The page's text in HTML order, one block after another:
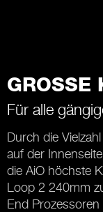
GROSSE
Für alle
Durch die
auf der
die AiO höchste
Loop 2 240mm
End